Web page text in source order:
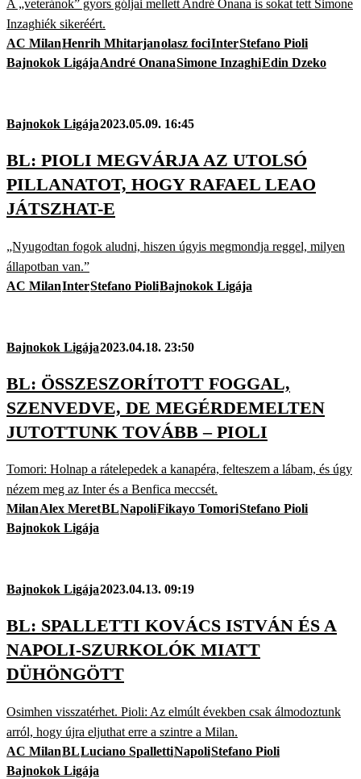
A „veteránok” gyors góljai mellett André Onana is sokat tett Simone
Inzaghiék sikeréért.
AC MilanHenrih Mhitarjanolasz fociInterStefano Pioli
Bajnokok LigájaAndré OnanaSimone InzaghiEdin Dzeko
Bajnokok Ligája2023.05.09. 16:45
BL: PIOLI MEGVÁRJA AZ UTOLSÓ
PILLANATOT, HOGY RAFAEL LEAO
JÁTSZHAT-E
„Nyugodtan fogok aludni, hiszen úgyis megmondja reggel, milyen
állapotban van.”
AC MilanInterStefano PioliBajnokok Ligája
Bajnokok Ligája2023.04.18. 23:50
BL: ÖSSZESZORÍTOTT FOGGAL,
SZENVEDVE, DE MEGÉRDEMELTEN
JUTOTTUNK TOVÁBB – PIOLI
Tomori: Holnap a rátelepedek a kanapéra, felteszem a lábam, és úgy
nézem meg az Inter és a Benfica meccsét.
MilanAlex MeretBLNapoliFikayo TomoriStefano Pioli
Bajnokok Ligája
Bajnokok Ligája2023.04.13. 09:19
BL: SPALLETTI KOVÁCS ISTVÁN ÉS A
NAPOLI-SZURKOLÓK MIATT
DÜHÖNGÖTT
Osimhen visszatérhet. Pioli: Az elmúlt években csak álmodoztunk
arról, hogy újra eljuthat erre a szintre a Milan.
AC MilanBLLuciano SpallettiNapoliStefano Pioli
Bajnokok Ligája